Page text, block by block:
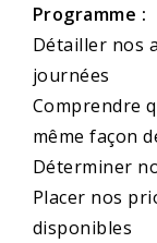
Programme :
Détailler nos
journées
Comprendre
même façon
Déterminer
Placer nos
disponibles